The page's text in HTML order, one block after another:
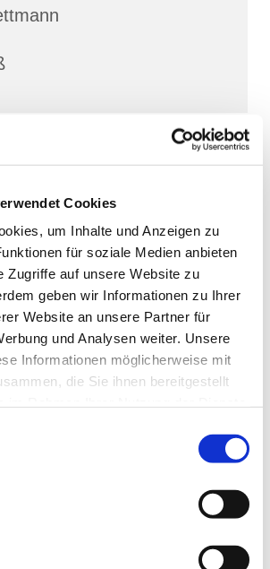
Cookies
um Inhalte und Anzeigen zu
für soziale Medien anbieten
Zugriffe auf unsere Website zu
geben wir Informationen zu Ihrer
Website an unsere Partner für
und Analysen weiter. Unsere
Informationen möglicherweise mit
die Sie ihnen bereitgestellt
könnte Sie auch